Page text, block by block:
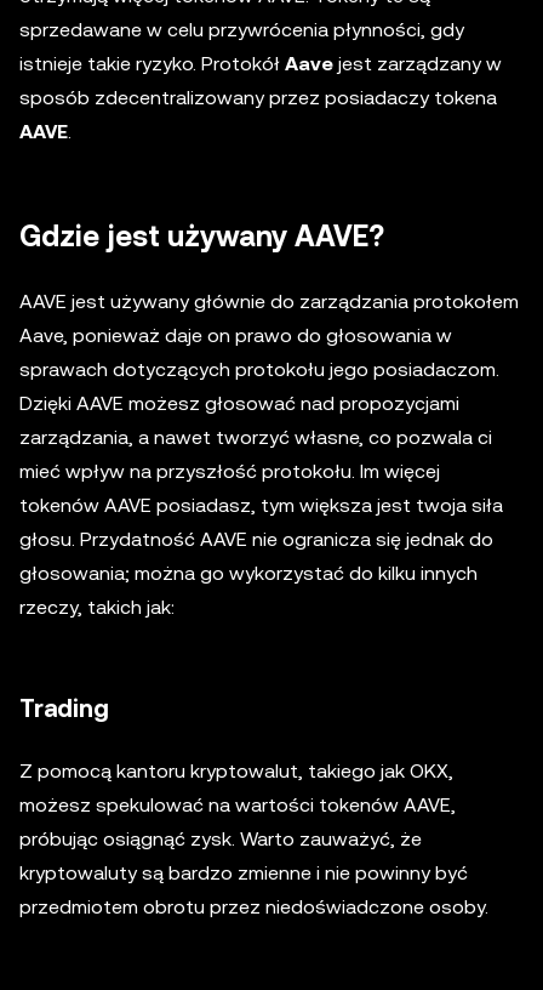
sprzedawane w celu przywrócenia płynności, gdy
istnieje takie ryzyko. Protokół Aave jest zarządzany w
sposób zdecentralizowany przez posiadaczy tokena
AAVE.
Gdzie jest używany AAVE?
AAVE jest używany głównie do zarządzania protokołem
Aave, ponieważ daje on prawo do głosowania w
sprawach dotyczących protokołu jego posiadaczom.
Dzięki AAVE możesz głosować nad propozycjami
zarządzania, a nawet tworzyć własne, co pozwala ci
mieć wpływ na przyszłość protokołu. Im więcej
tokenów AAVE posiadasz, tym większa jest twoja siła
głosu. Przydatność AAVE nie ogranicza się jednak do
głosowania; można go wykorzystać do kilku innych
rzeczy, takich jak:
Trading
Z pomocą kantoru kryptowalut, takiego jak OKX,
możesz spekulować na wartości tokenów AAVE,
próbując osiągnąć zysk. Warto zauważyć, że
kryptowaluty są bardzo zmienne i nie powinny być
przedmiotem obrotu przez niedoświadczone osoby.